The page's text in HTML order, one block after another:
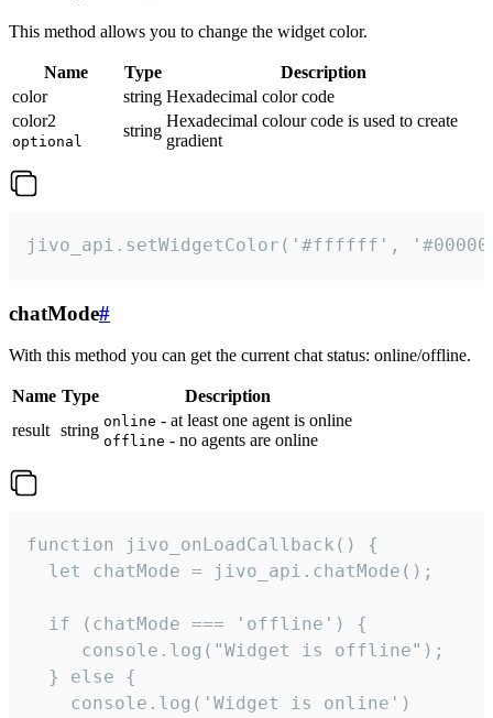
This method allows you to change the widget color.
Name Type
Description
color
string Hexadecimal color code
color2
optional
string
Hexadecimal colour code is used to create
gradient
jivo_api.setWidgetColor('#ffffff',
chatMode#
With this method you can get the current chat status: online/offline.
Name Type
Description
result string online - at least one agent is online
offline - no agents are online
function jivo_onLoadCallback() {
  let chatMode = jivo_api.chatMode();
  if (chatMode === 'offline') {
     console.log("Widget is offline");
  } else {
    console.log('Widget is online')